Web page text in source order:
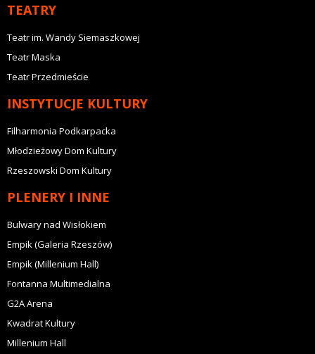
TEATRY
Teatr im. Wandy Siemaszkowej
Teatr Maska
Teatr Przedmieście
INSTYTUCJE KULTURY
Filharmonia Podkarpacka
Młodzieżowy Dom Kultury
Rzeszowski Dom Kultury
PLENERY I INNE
Bulwary nad Wisłokiem
Empik (Galeria Rzeszów)
Empik (Millenium Hall)
Fontanna Multimedialna
G2A Arena
Kwadrat Kultury
Millenium Hall